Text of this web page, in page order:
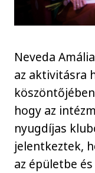
Neveda
az aktivitásra
hogy az
nyugdíjas
jelentkeztek,
az épületbe